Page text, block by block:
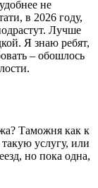
не
в 2026 году,
Лучше
Я знаю ребят,
– обошлось
Таможня как к
услугу, или
но пока одна,